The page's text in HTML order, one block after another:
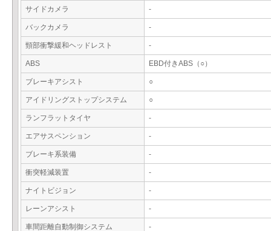
サイドカメラ -
バックカメラ -
頸部衝撃緩和ヘッドレスト -
ABS EBD付きABS（○）
ブレーキアシスト ○
アイドリングストップシステム ○
ランフラットタイヤ -
エアサスペンション -
ブレーキ系装備 -
衝突軽減装置 -
ナイトビジョン -
レーンアシスト -
車間距離自動制御システム -